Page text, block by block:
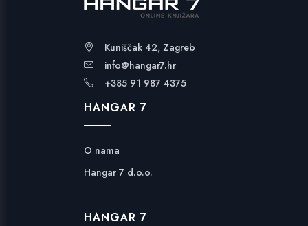
Kuniščak 42, Zagreb
info@hangar7.hr
+385 91 987 4375
HANGAR 7
O nama
Hangar 7 d.o.o.
HANGAR 7